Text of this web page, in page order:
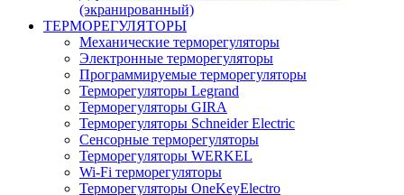
(экранированный)
ТЕРМОРЕГУЛЯТОРЫ
Механические терморегуляторы
Электронные терморегуляторы
Программируемые терморегуляторы
Терморегуляторы Legrand
Терморегуляторы GIRA
Терморегуляторы Schneider Electric
Сенсорные терморегуляторы
Терморегуляторы WERKEL
Wi-Fi терморегуляторы
Терморегуляторы OneKeyElectro